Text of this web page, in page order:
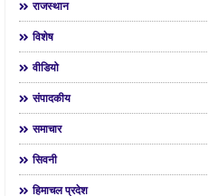
राजस्थान
विशेष
वीडियो
संपादकीय
समाचार
सिवनी
हिमाचल प्रदेश